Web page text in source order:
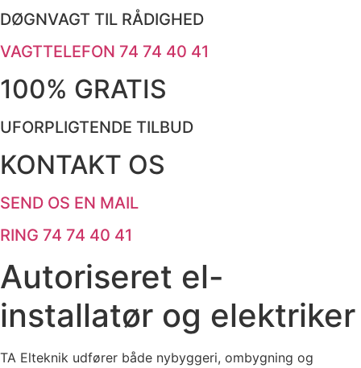
DØGNVAGT TIL RÅDIGHED
VAGTTELEFON 74 74 40 41
100% GRATIS
UFORPLIGTENDE TILBUD
KONTAKT OS
SEND OS EN MAIL
RING 74 74 40 41
Autoriseret el-
installatør og elektriker
TA Elteknik udfører både nybyggeri, ombygning og